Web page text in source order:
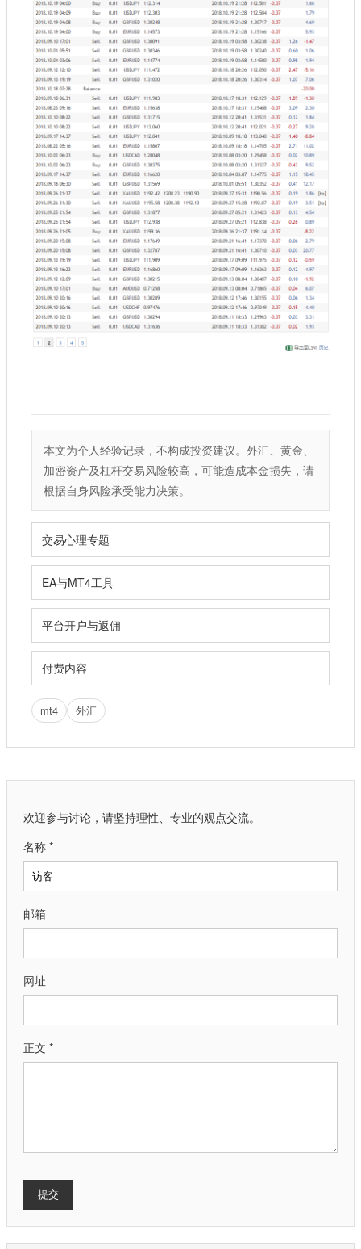
本文为个人经验记录，不构成投资建议。外汇、黄金、
加密资产及杠杆交易风险较高，可能造成本金损失，请
根据自身风险承受能力决策。
交易心理专题
EA与MT4工具
平台开户与返佣
付费内容
mt4 外汇
欢迎参与讨论，请坚持理性、专业的观点交流。
名称 *
邮箱
网址
正文 *
提交